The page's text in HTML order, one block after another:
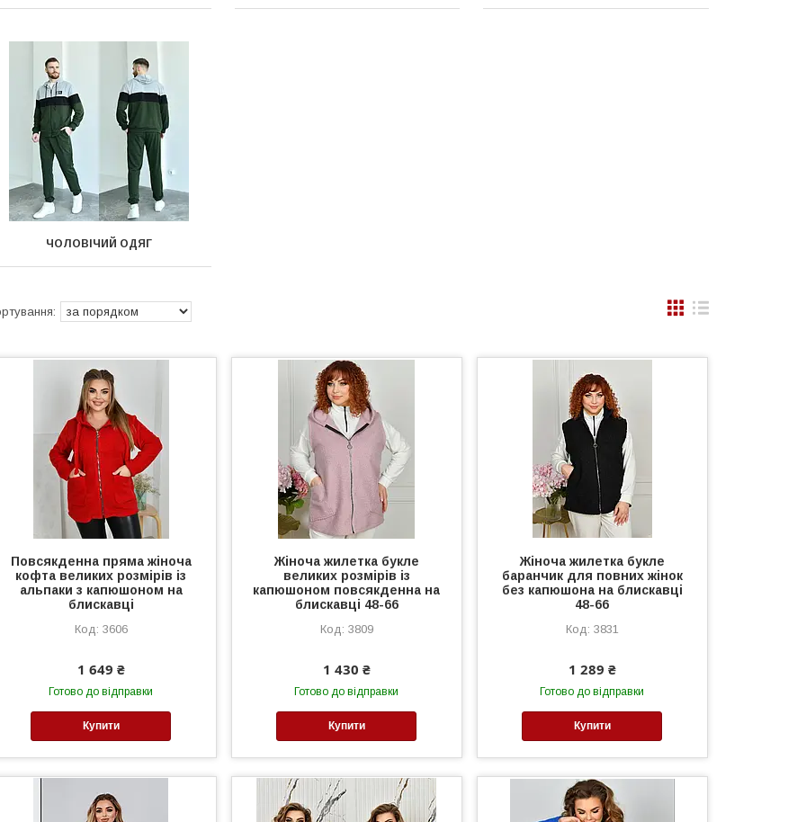
ЧОЛОВІЧИЙ ОДЯГ
Повсякденна пряма жіноча
кофта великих розмірів із
альпаки з капюшоном на
блискавці
3606
1 649 ₴
Готово до відправки
Купити
Жіноча жилетка букле
великих розмірів із
капюшоном повсякденна на
блискавці 48-66
3809
1 430 ₴
Готово до відправки
Купити
Жіноча жилетка букле
баранчик для повних жінок
без капюшона на блискавці
48-66
3831
1 289 ₴
Готово до відправки
Купити